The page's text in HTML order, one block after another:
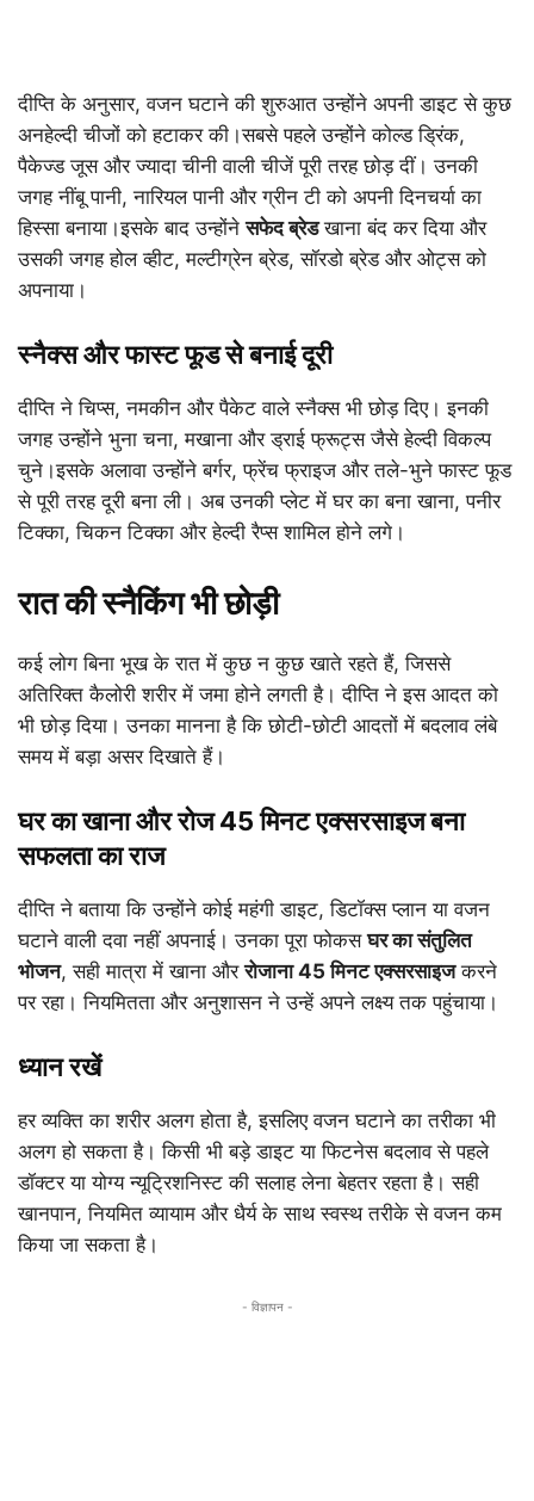
दीप्ति के अनुसार, वजन घटाने की शुरुआत उन्होंने अपनी डाइट से कुछ
अनहेल्दी चीजों को हटाकर की।सबसे पहले उन्होंने कोल्ड ड्रिंक,
पैकेज्ड जूस और ज्यादा चीनी वाली चीजें पूरी तरह छोड़ दीं। उनकी
जगह नींबू पानी, नारियल पानी और ग्रीन टी को अपनी दिनचर्या का
हिस्सा बनाया।इसके बाद उन्होंनेसफेद ब्रेडखाना बंद कर दिया और
उसकी जगह होल व्हीट, मल्टीग्रेन ब्रेड, सॉरडो ब्रेड और ओट्स को
अपनाया।
स्नैक्स और फास्ट फूड से बनाई दूरी
दीप्ति ने चिप्स, नमकीन और पैकेट वाले स्नैक्स भी छोड़ दिए। इनकी
जगह उन्होंने भुना चना, मखाना और ड्राई फ्रूट्स जैसे हेल्दी विकल्प
चुने।इसके अलावा उन्होंने बर्गर, फ्रेंच फ्राइज और तले-भुने फास्ट फूड
से पूरी तरह दूरी बना ली। अब उनकी प्लेट में घर का बना खाना, पनीर
टिक्का, चिकन टिक्का और हेल्दी रैप्स शामिल होने लगे।
रात की स्नैकिंग भी छोड़ी
कई लोग बिना भूख के रात में कुछ न कुछ खाते रहते हैं, जिससे
अतिरिक्त कैलोरी शरीर में जमा होने लगती है। दीप्ति ने इस आदत को
भी छोड़ दिया। उनका मानना है कि छोटी-छोटी आदतों में बदलाव लंबे
समय में बड़ा असर दिखाते हैं।
घर का खाना और रोज 45 मिनट एक्सरसाइज बना
सफलता का राज
दीप्ति ने बताया कि उन्होंने कोई महंगी डाइट, डिटॉक्स प्लान या वजन
घटाने वाली दवा नहीं अपनाई। उनका पूरा फोकसघर का संतुलित
भोजन, सही मात्रा में खाना औररोजाना 45 मिनट एक्सरसाइजकरने
पर रहा। नियमितता और अनुशासन ने उन्हें अपने लक्ष्य तक पहुंचाया।
ध्यान रखें
हर व्यक्ति का शरीर अलग होता है, इसलिए वजन घटाने का तरीका भी
अलग हो सकता है। किसी भी बड़े डाइट या फिटनेस बदलाव से पहले
डॉक्टर या योग्य न्यूट्रिशनिस्ट की सलाह लेना बेहतर रहता है। सही
खानपान, नियमित व्यायाम और धैर्य के साथ स्वस्थ तरीके से वजन कम
किया जा सकता है।
- विज्ञापन -